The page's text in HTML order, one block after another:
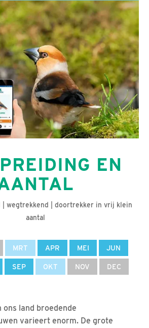
EN
wegtrekkend | doortrekker in vrij klein
aantal
MRT APR MEI JUN
SEP OKT NOV DEC
ons land broedende
varieert enorm. De grote